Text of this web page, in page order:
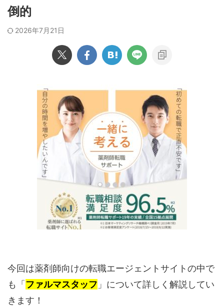
倒的
2026年7月21日
今回は薬剤師向けの転職エージェントサイトの中で
も「 ファルマスタッフ 」について詳しく解説してい
きます！